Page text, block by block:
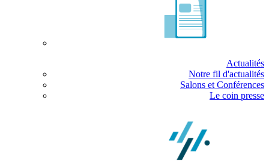
Actualités
Notre fil d'actualités
Salons et Conférences
Le coin presse